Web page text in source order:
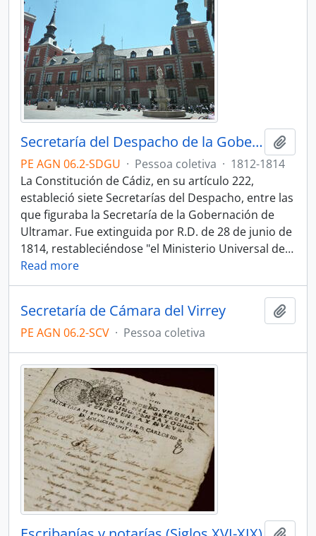
Secretaría del Despacho de la Gobernación de Ultramar
PE AGN 06.2-SDGU · Pessoa coletiva · 1812-1814
La Constitución de Cádiz, en su artículo 222,
estableció siete Secretarías del Despacho, entre las
que figuraba la Secretaría de la Gobernación de
Ultramar. Fue extinguida por R.D. de 28 de junio de
1814, restableciéndose "el Ministerio Universal de…
Read more
Secretaría de Cámara del Virrey
PE AGN 06.2-SCV · Pessoa coletiva